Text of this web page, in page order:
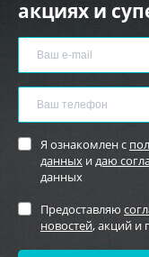
акциях и
Я ознакомлен с
данных и даю
данных
Предоставляю
новостей, акций и